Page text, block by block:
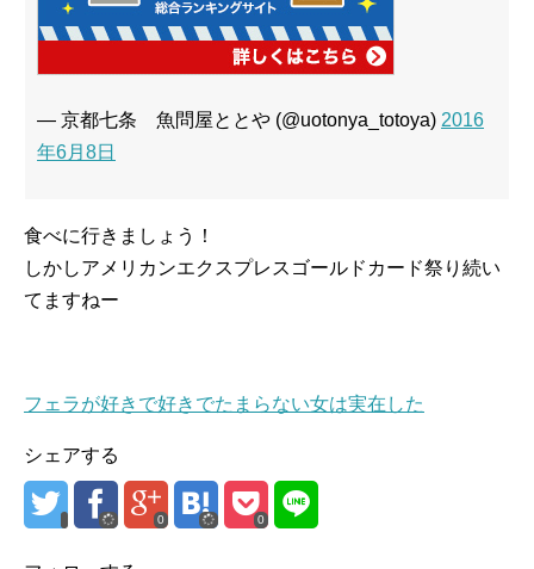
— 京都七条 魚問屋ととや (@uotonya_totoya) 2016
年6月8日
食べに行きましょう！
しかしアメリカンエクスプレスゴールドカード祭り続い
てますねー
フェラが好きで好きでたまらない女は実在した
シェアする
0 0